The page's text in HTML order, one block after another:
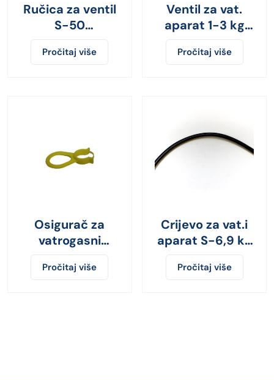
Ručica za ventil
S-50
KX0500444C
Pročitaj više
Ventil za vat.
aparat 1-3 kg
KX0100400C
Pročitaj više
Osigurač za
vatrogasni
aparat LUX
Pročitaj više
Crijevo za vat.i
aparat S-6,9 kg
KX0900703B1
Pročitaj više